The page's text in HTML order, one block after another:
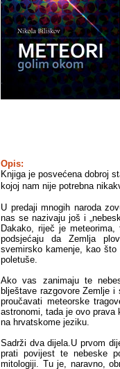
Opis:
Knjiga je posvećena dobroj
kojoj nam nije potrebna
U predaji mnogih naroda
nas se nazivaju još i
Dakako, riječ je
podsjećaju da Zemlja
svemirsko kamenje, kao
poletuše.
Ako vas zanimaju te
blještave razgovore Zemlje
proučavati meteorske
astronomi, tada je ovo
na hrvatskome jeziku.
Sadrži dva dijela.U prvom
prati povijest te nebeske
mitologiji. Tu je, naravno,